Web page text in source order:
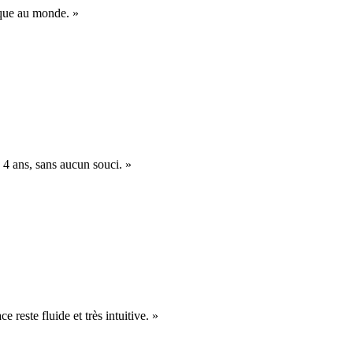
au monde. »
ans, sans aucun souci. »
reste fluide et très intuitive. »